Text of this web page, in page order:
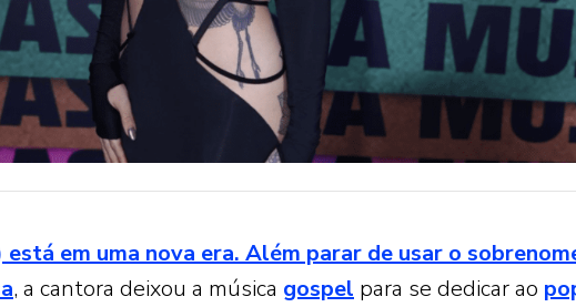
em uma nova era. Além parar de usar o
, a cantora deixou a música gospel para se dedicar ao